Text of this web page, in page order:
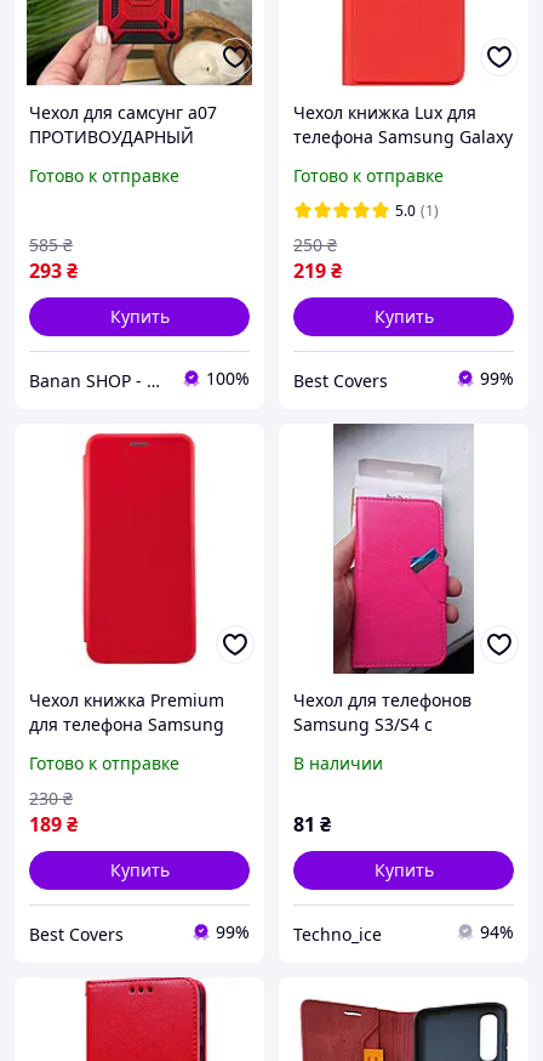
Чехол для самсунг а07
ПРОТИВОУДАРНЫЙ
телефона Samsung Galaxy
Готово к отправке
293₴
585 ₴
Купить
Banan SHOP - зачохли і захисти свій телефон 100%
Чехол книжка Lux для
телефона Samsung Galaxy
подставкой красный
Готово к отправке
5.0 (1)
219₴
250 ₴
Купить
Best Covers 99%
Чехол книжка Premium
для телефона Samsung
магните с подставкой
красный
Готово к отправке
189₴
230 ₴
Купить
Best Covers 99%
Чехол для телефонов
Samsung S3/S4 c
отделениями для карт
В наличии
81 ₴
Купить
Techno_ice 94%